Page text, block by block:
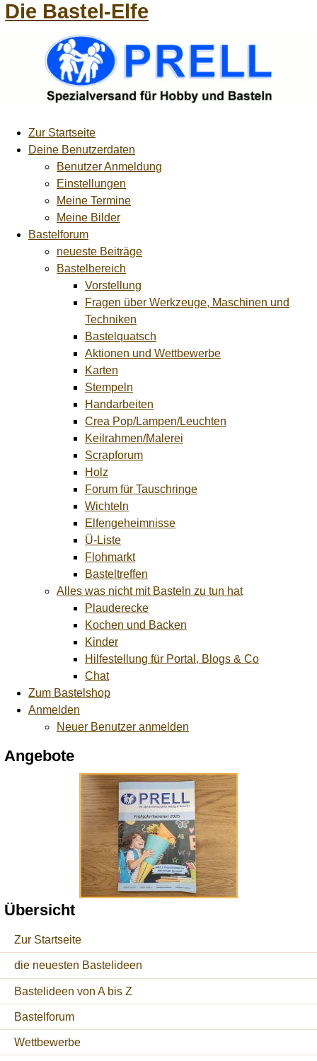
Die Bastel-Elfe
Zur Startseite
Deine Benutzerdaten
Benutzer Anmeldung
Einstellungen
Meine Termine
Meine Bilder
Bastelforum
neueste Beiträge
Bastelbereich
Vorstellung
Fragen über Werkzeuge, Maschinen und
Techniken
Bastelquatsch
Aktionen und Wettbewerbe
Karten
Stempeln
Handarbeiten
Crea Pop/Lampen/Leuchten
Keilrahmen/Malerei
Scrapforum
Holz
Forum für Tauschringe
Wichteln
Elfengeheimnisse
Ü-Liste
Flohmarkt
Basteltreffen
Alles was nicht mit Basteln zu tun hat
Plauderecke
Kochen und Backen
Kinder
Hilfestellung für Portal, Blogs & Co
Chat
Zum Bastelshop
Anmelden
Neuer Benutzer anmelden
Angebote
Übersicht
Zur Startseite
die neuesten Bastelideen
Bastelideen von A bis Z
Bastelforum
Wettbewerbe